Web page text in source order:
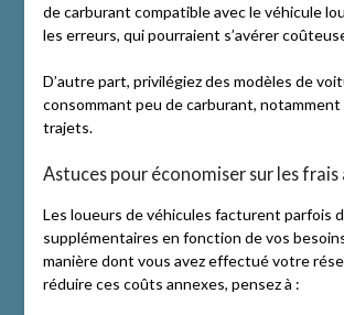
de carburant compatible avec le véhicule
les erreurs, qui pourraient s’avérer
D’autre part, privilégiez des modèles de
consommant peu de carburant, notamment
trajets.
Astuces pour économiser sur les
Les loueurs de véhicules facturent parfois
supplémentaires en fonction de vos
manière dont vous avez effectué votre
réduire ces coûts annexes, pensez à :